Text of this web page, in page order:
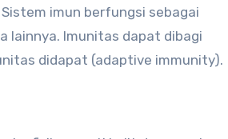
imun berfungsi sebagai
lainnya. Imunitas dapat dibagi
didapat (adaptive immunity).